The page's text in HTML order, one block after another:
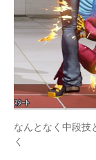
なんとなく中段技
く